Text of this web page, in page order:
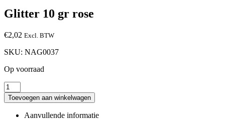
Glitter 10 gr rose
€2,02 Excl. BTW
SKU: NAG0037
Op voorraad
Toevoegen aan winkelwagen
Aanvullende informatie